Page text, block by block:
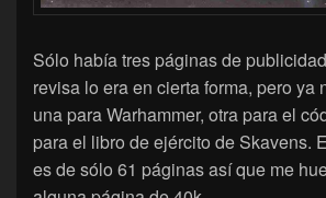
Sólo había tres páginas de
revisa lo era en cierta forma, pero ya
una para Warhammer, otra para el
para el libro de ejército de Skavens.
es de sólo 61 páginas así que me